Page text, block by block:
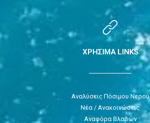
ΧΡΗΣΙΜΑ LINKS
Αναλύσεις Πόσιμου Νερού
Νέα / Ανακοινώσεις
Αναφόρα Βλαβών